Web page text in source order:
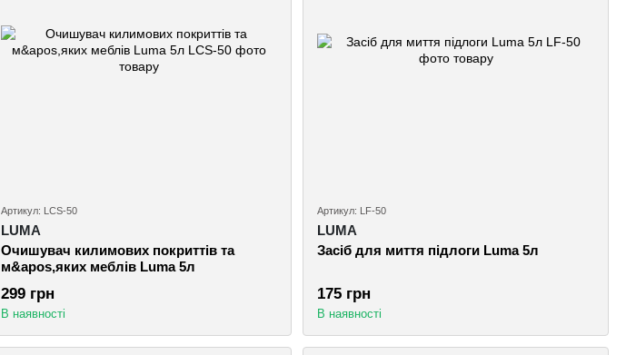
Артикул: LCS-50
LUMA
Очишувач килимових покриттів та
м&apos,яких меблів Luma 5л
299 грн
В наявності
Артикул: LF-50
LUMA
Засіб для миття підлоги Luma 5л
175 грн
В наявності